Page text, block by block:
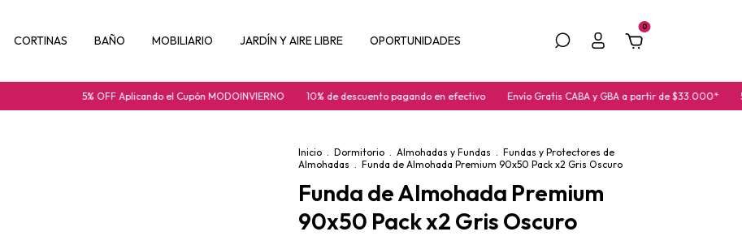
CORTINAS BAÑO MOBILIARIO JARDÍN Y AIRE LIBRE OPORTUNIDADES
0
5% OFF Aplicando el Cupón MODOINVIERNO 10% de descuento pagando en efectivo Envío Gratis CABA y GBA a partir de $33.000* 5% OFF
Inicio . Dormitorio . Almohadas y Fundas . Fundas y Protectores de
Almohadas . Funda de Almohada Premium 90x50 Pack x2 Gris Oscuro
Funda de Almohada Premium
90x50 Pack x2 Gris Oscuro